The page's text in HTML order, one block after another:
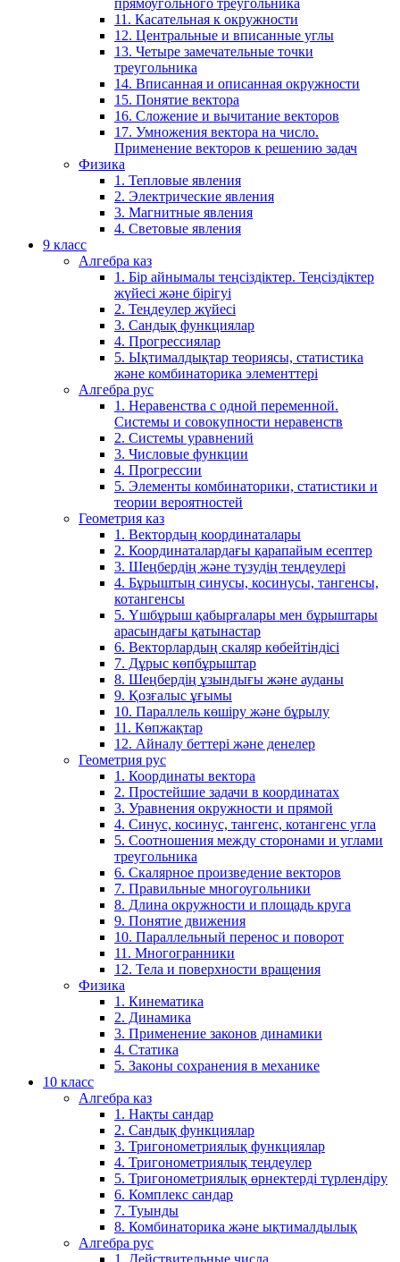
11. Касательная к окружности
12. Центральные и вписанные углы
13. Четыре замечательные точки
треугольника
14. Вписанная и описанная окружности
15. Понятие вектора
16. Сложение и вычитание векторов
17. Умножения вектора на число.
Применение векторов к решению задач
Физика
1. Тепловые явления
2. Электрические явления
3. Магнитные явления
4. Световые явления
9 класс
Алгебра каз
1. Бір айнымалы теңсіздіктер. Теңсіздіктер
жүйесі және бірігуі
2. Теңдеулер жүйесі
3. Сандық функциялар
4. Прогрессиялар
5. Ықтималдықтар теориясы, статистика
және комбинаторика элементтері
Алгебра рус
1. Неравенства с одной переменной.
Системы и совокупности неравенств
2. Системы уравнений
3. Числовые функции
4. Прогрессии
5. Элементы комбинаторики, статистики и
теории вероятностей
Геометрия каз
1. Вектордың координаталары
2. Координаталардағы қарапайым есептер
3. Шеңбердің және түзудің теңдеулері
4. Бұрыштың синусы, косинусы, тангенсы,
котангенсы
5. Үшбұрыш қабырғалары мен бұрыштары
арасындағы қатынастар
6. Векторлардың скаляр көбейтіндісі
7. Дұрыс көпбұрыштар
8. Шеңбердің ұзындығы және ауданы
9. Қозғалыс ұғымы
10. Параллель көшіру және бұрылу
11. Көпжақтар
12. Айналу беттері және денелер
Геометрия рус
1. Координаты вектора
2. Простейшие задачи в координатах
3. Уравнения окружности и прямой
4. Синус, косинус, тангенс, котангенс угла
5. Соотношения между сторонами и углами
треугольника
6. Скалярное произведение векторов
7. Правильные многоугольники
8. Длина окружности и площадь круга
9. Понятие движения
10. Параллельный перенос и поворот
11. Многогранники
12. Тела и поверхности вращения
Физика
1. Кинематика
2. Динамика
3. Применение законов динамики
4. Статика
5. Законы сохранения в механике
10 класс
Алгебра каз
1. Нақты сандар
2. Сандық функциялар
3. Тригонометриялық функциялар
4. Тригонометриялық теңдеулер
5. Тригонометриялық өрнектерді түрлендіру
6. Комплекс сандар
7. Туынды
8. Комбинаторика және ықтималдылық
Алгебра рус
1. Действительные числа